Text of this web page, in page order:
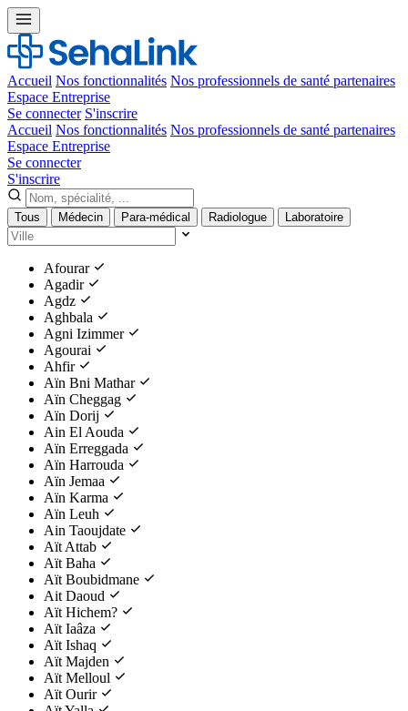
Accueil Nos fonctionnalités Nos professionnels de santé partenaires
Espace Entreprise
Se connecter S'inscrire
Accueil Nos fonctionnalités Nos professionnels de santé partenaires
Espace Entreprise
Se connecter
S'inscrire
Tous Médecin Para-médical Radiologue Laboratoire
Afourar
Agadir
Agdz
Aghbala
Agni Izimmer
Agourai
Ahfir
Aïn Bni Mathar
Aïn Cheggag
Aïn Dorij
Ain El Aouda
Aïn Erreggada
Aïn Harrouda
Aïn Jemaa
Aïn Karma
Aïn Leuh
Ain Taoujdate
Aït Attab
Aït Baha
Aït Boubidmane
Ait Daoud
Aït Hichem?
Aït Iaâza
Aït Ishaq
Aït Majden
Aït Melloul
Aït Ourir